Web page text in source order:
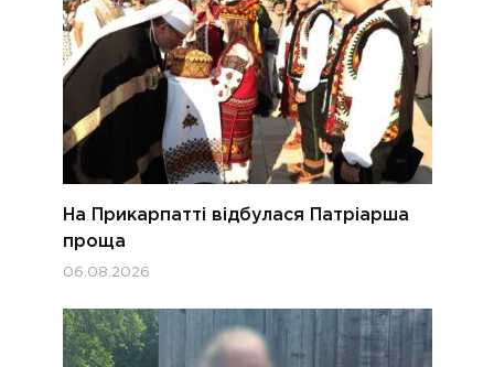
На Прикарпатті відбулася Патріарша
проща
06.08.2026